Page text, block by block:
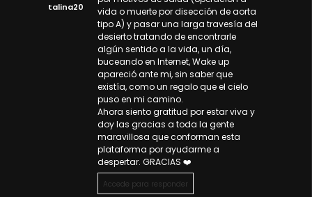
talina20
vida o muerte por disección de aorta
tipo A) y pasar una larga travesía del
desierto tratando de encontrarle
algún sentido a la vida, un día,
buceando en Internet, Wake up
apareció ante mi, sin saber que
existía, como un regalo que el cielo
puso en mi camino.
Ahora siento gratitud por estar viva y
doy las gracias a toda la gente
maravillosa que conforman esta
plataforma por ayudarme a
despertar. GRACIAS ❤️
Accede para responder